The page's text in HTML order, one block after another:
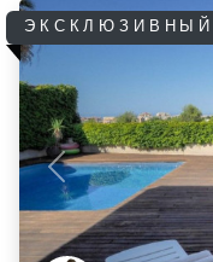
ЭКСКЛЮЗИВНЫЙ
Previous